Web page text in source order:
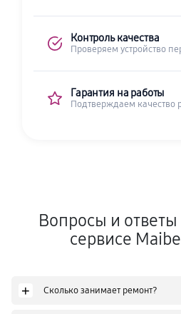
Контроль качества
Проверяем устройство
Гарантия на работы
Подтверждаем качество
Вопросы и
сервисе
+ Сколько занимает ремонт?